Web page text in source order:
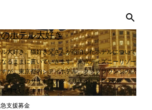
てメイン コンテンツに移動
ホテル大好き
大好き。猫好き父さんが宿泊したホテルについて
るままに書いていきます。東京ディズニーリゾー
が、東京都内シティホテル、クラブラウンジの話
す。このサイトはアフィリエイトとGoogle
得ています。
支援募金